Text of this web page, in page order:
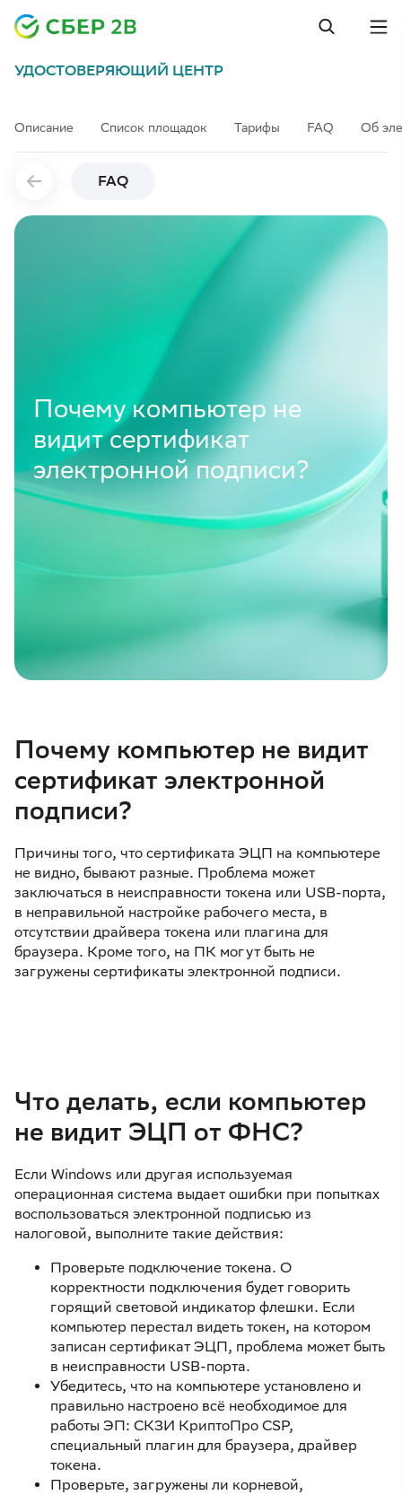
УДОСТОВЕРЯЮЩИЙ ЦЕНТР
Описание Список площадок Тарифы FAQ Об
FAQ
Почему компьютер не
видит сертификат
электронной подписи?
Почему компьютер не видит
сертификат электронной
подписи?
Причины того, что сертификата ЭЦП на компьютере
не видно, бывают разные. Проблема может
заключаться в неисправности токена или USB-порта,
в неправильной настройке рабочего места, в
отсутствии драйвера токена или плагина для
браузера. Кроме того, на ПК могут быть не
загружены сертификаты электронной подписи.
Что делать, если компьютер
не видит ЭЦП от ФНС?
Если Windows или другая используемая
операционная система выдает ошибки при попытках
воспользоваться электронной подписью из
налоговой, выполните такие действия:
Проверьте подключение токена. О
корректности подключения будет говорить
горящий световой индикатор флешки. Если
компьютер перестал видеть токен, на котором
записан сертификат ЭЦП, проблема может быть
в неисправности USB-порта.
Убедитесь, что на компьютере установлено и
правильно настроено всё необходимое для
работы ЭП: СКЗИ КриптоПро CSP,
специальный плагин для браузера, драйвер
токена.
Проверьте, загружены ли корневой,